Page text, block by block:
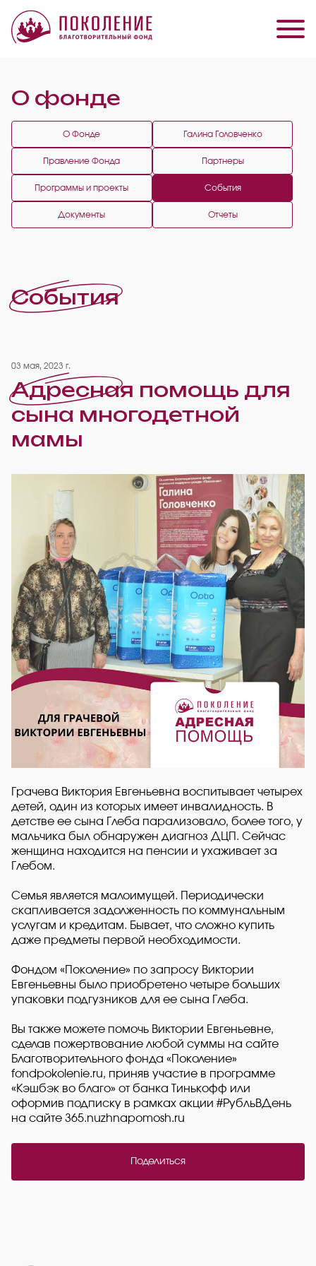
О фонде
О Фонде Галина Головченко
Правление Фонда Партнеры
Программы и проекты События
Документы Отчеты
События
03 мая, 2023 г.
Адресная помощь для
сына многодетной
мамы
Грачева Виктория Евгеньевна воспитывает четырех
детей, один из которых имеет инвалидность. В
детстве ее сына Глеба парализовало, более того, у
мальчика был обнаружен диагноз ДЦП. Сейчас
женщина находится на пенсии и ухаживает за
Глебом.
Семья является малоимущей. Периодически
скапливается задолженность по коммунальным
услугам и кредитам. Бывает, что сложно купить
даже предметы первой необходимости.
Фондом «Поколение» по запросу Виктории
Евгеньевны было приобретено четыре больших
упаковки подгузников для ее сына Глеба.
Вы также можете помочь Виктории Евгеньевне,
сделав пожертвование любой суммы на сайте
Благотворительного фонда «Поколение»
fondpokolenie.ru, приняв участие в программе
«Кэшбэк во благо» от банка Тинькофф или
оформив подписку в рамках акции #РубльВДень
на сайте 365.nuzhnapomosh.ru
Поделиться